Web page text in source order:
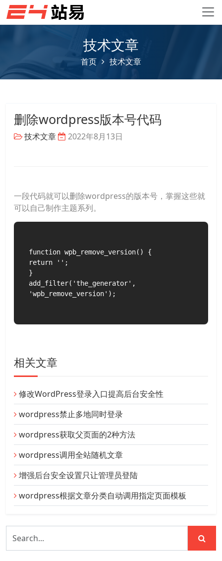
技术文章
首页 技术文章
删除wordpress版本号代码
技术文章 2022年8月13日
一段代码就可以删除wordpress的版本号，掌握这些就
可以自己制作主题系列。
function wpb_remove_version() {
return '';
}
add_filter('the_generator',
'wpb_remove_version');
相关文章
修改WordPress登录入口提高后台安全性
wordpress禁止多地同时登录
wordpress获取父页面的2种方法
wordpress调用全站随机文章
增强后台安全设置只让管理员登陆
wordpress根据文章分类自动调用指定页面模板